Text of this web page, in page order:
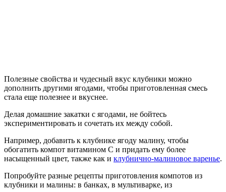
Полезные свойства и чудесный вкус клубники можно
дополнить другими ягодами, чтобы приготовленная смесь
стала еще полезнее и вкуснее.
Делая домашние закатки с ягодами, не бойтесь
экспериментировать и сочетать их между собой.
Например, добавить к клубнике ягоду малину, чтобы
обогатить компот витамином С и придать ему более
насыщенный цвет, также как и клубнично-малиновое варенье.
Попробуйте разные рецепты приготовления компотов из
клубники и малины: в банках, в мультиварке, из